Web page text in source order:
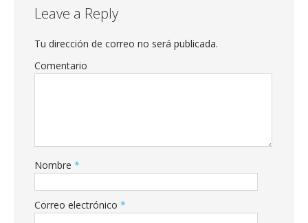
Leave a Reply
Tu dirección de correo no será publicada.
Comentario
Nombre *
Correo electrónico *